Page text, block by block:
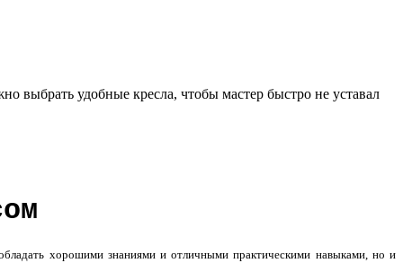
выбрать удобные кресла, чтобы мастер быстро не уставал
хорошими знаниями и отличными практическими навыками, но и